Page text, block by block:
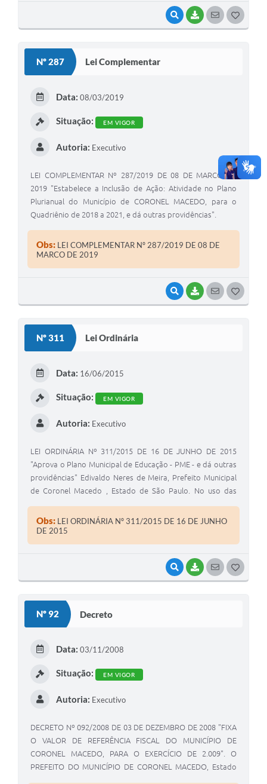
VISUALIZAR
BAIXARSEGUIR
Nº 287 Lei Complementar
VISUALIZAR
BAIXARSEGUIR
Data: 08/03/2019
Situação: EM VIGOR
Autoria: Executivo
LEI COMPLEMENTAR Nº 287/2019 DE 08 DE MARCO DE
2019 "Estabelece a Inclusão de Ação: Atividade no Plano
Plurianual do Município de CORONEL MACEDO, para o
Quadriênio de 2018 a 2021, e dá outras providências".
Obs: LEI COMPLEMENTAR Nº 287/2019 DE 08 DE
MARCO DE 2019
Nº 311 Lei Ordinária
VISUALIZAR
BAIXARSEGUIR
Data: 16/06/2015
Situação: EM VIGOR
Autoria: Executivo
LEI ORDINÁRIA Nº 311/2015 DE 16 DE JUNHO DE 2015
"Aprova o Plano Municipal de Educação - PME - e dá outras
providências" Edivaldo Neres de Meira, Prefeito Municipal
de Coronel Macedo , Estado de São Paulo. No uso das
Obs: LEI ORDINÁRIA Nº 311/2015 DE 16 DE JUNHO
DE 2015
Nº 92 Decreto
Data: 03/11/2008
Situação: EM VIGOR
Autoria: Executivo
DECRETO Nº 092/2008 DE 03 DE DEZEMBRO DE 2008 "FIXA
O VALOR DE REFERÊNCIA FISCAL DO MUNICÍPIO DE
CORONEL MACEDO, PARA O EXERCÍCIO DE 2.009". O
PREFEITO DO MUNICÍPIO DE CORONEL MACEDO, Estado